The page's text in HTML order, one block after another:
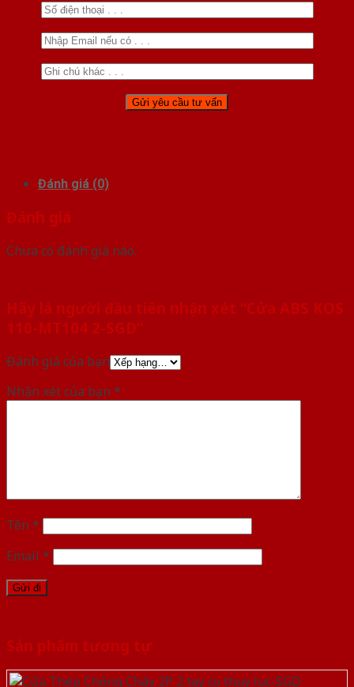
Đánh giá (0)
Đánh giá
Chưa có đánh giá nào.
Hãy là người đầu tiên nhận xét “Cửa ABS KOS
110-MT104 2-SGD”
Đánh giá của bạn
Nhận xét của bạn *
Tên *
Email *
Sản phẩm tương tự